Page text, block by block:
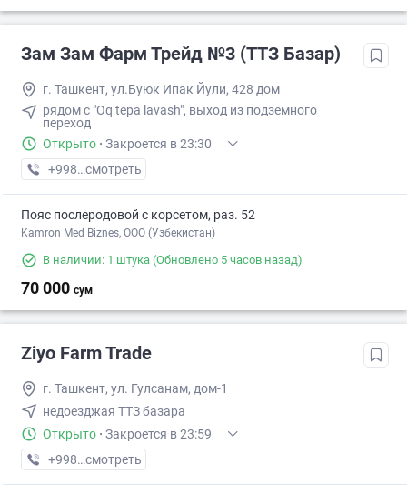
Зам Зам Фарм Трейд №3 (ТТЗ Базар)
г. Ташкент, ул.Буюк Ипак Йули, 428 дом
рядом с "Oq tepa lavash", выход из подземного
переход
Открыто · Закроется в 23:30
+998 (71) XXX-XX-XX
смотреть
Пояс послеродовой с корсетом, раз. 52
Kamron Med Biznes, ООО (Узбекистан)
В наличии: 1 штука (Обновлено 5 часов назад)
70 000 сум
Ziyo Farm Trade
г. Ташкент, ул. Гулсанам, дом-1
недоезджая ТТЗ базара
Открыто · Закроется в 23:59
+998 (97) XXX-XX-XX
смотреть